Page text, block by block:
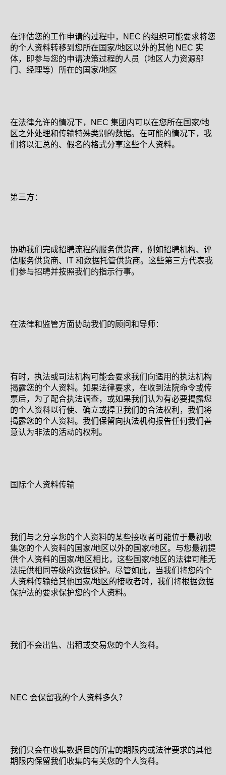
在评估您的工作申请的过程中，NEC 的组织可能要求将您
的个人资料转移到您所在国家/地区以外的其他 NEC 实
体，即参与您的申请决策过程的人员（地区人力资源部
门、经理等）所在的国家/地区
在法律允许的情况下，NEC 集团内可以在您所在国家/地
区之外处理和传输特殊类别的数据。在可能的情况下，我
们将以汇总的、假名的格式分享这些个人资料。
第三方：
协助我们完成招聘流程的服务供货商，例如招聘机构、评
估服务供货商、IT 和数据托管供货商。这些第三方代表我
们参与招聘并按照我们的指示行事。
在法律和监管方面协助我们的顾问和导师：
有时，执法或司法机构可能会要求我们向适用的执法机构
揭露您的个人资料。如果法律要求，在收到法院命令或传
票后，为了配合执法调查，或如果我们认为有必要揭露您
的个人资料以行使、确立或捍卫我们的合法权利，我们将
揭露您的个人资料。我们保留向执法机构报告任何我们善
意认为非法的活动的权利。
国际个人资料传输
我们与之分享您的个人资料的某些接收者可能位于最初收
集您的个人资料的国家/地区以外的国家/地区。与您最初提
供个人资料的国家/地区相比，这些国家/地区的法律可能无
法提供相同等级的数据保护。尽管如此，当我们将您的个
人资料传输给其他国家/地区的接收者时，我们将根据数据
保护法的要求保护您的个人资料。
我们不会出售、出租或交易您的个人资料。
NEC 会保留我的个人资料多久？
我们只会在收集数据目的所需的期限内或法律要求的其他
期限内保留我们收集的有关您的个人资料。